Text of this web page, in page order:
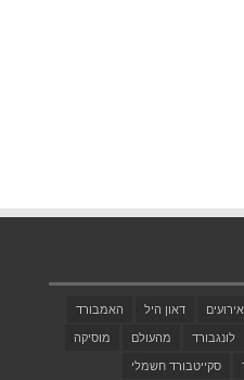
אירועים דאון היל האמבורד
לונגבורד מהעולם מוסיקה
סקייטבורד חשמלי